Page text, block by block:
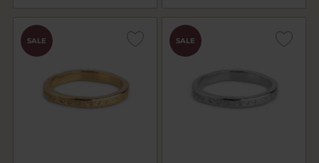
SALE SALE